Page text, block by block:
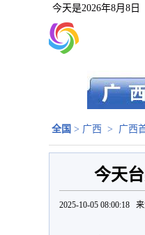
今天是2026年8月8日
全国 > 广西 > 广西
今天
2025-10-05 08:00:18 来